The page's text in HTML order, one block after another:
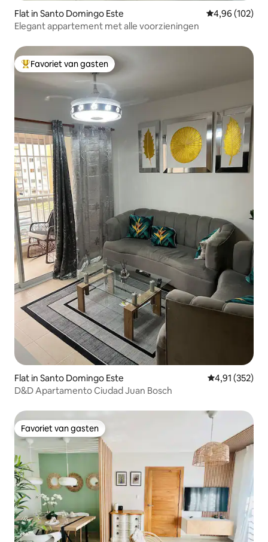
Flat in Santo Domingo Este Gemiddelde
4,96 (102)
Elegant appartement met alle voorzieningen
Topfavoriet van gasten
Favoriet van gasten
Flat in Santo Domingo Este Gemiddelde
4,91 (352)
D&D Apartamento Ciudad Juan Bosch
Favoriet van gasten
Favoriet van gasten